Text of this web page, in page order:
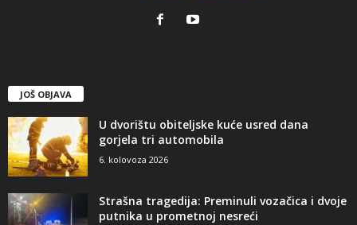
JOŠ OBJAVA
U dvorištu obiteljske kuće usred dana
gorjela tri automobila
6. kolovoza 2026
Strašna tragedija: Preminuli vozačica i dvoje
putnika u prometnoj nesreći